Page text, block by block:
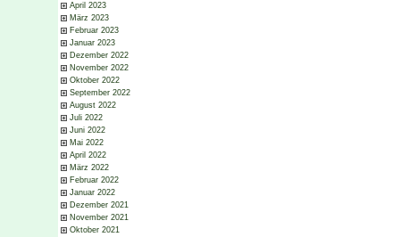
April 2023
März 2023
Februar 2023
Januar 2023
Dezember 2022
November 2022
Oktober 2022
September 2022
August 2022
Juli 2022
Juni 2022
Mai 2022
April 2022
März 2022
Februar 2022
Januar 2022
Dezember 2021
November 2021
Oktober 2021